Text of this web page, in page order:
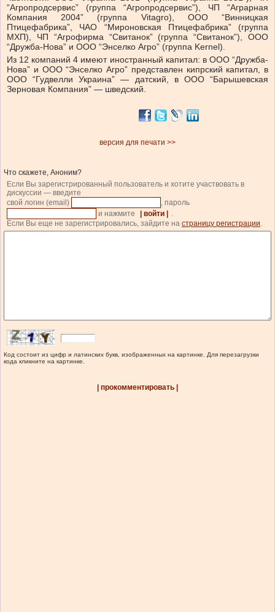
“Агропродсервис” (группа “Агропродсервис”), ЧП “Аграрная
Компания 2004” (группа Vitagro), ООО “Винницкая
Птицефабрика”, ЧАО “Мироновская Птицефабрика” (группа
МХП), ЧП “Агрофирма “Свитанок” (группа “Свитанок”), ООО
“Дружба-Нова” и ООО “Энселко Агро” (группа Kernel).
Из 12 компаний 4 имеют иностранный капитал: в ООО “Дружба-
Нова” и ООО “Энселко Агро” представлен кипрский капитал, в
ООО “Гудвелли Украина” — датский, в ООО “Барышевская
Зерновая Компания” — шведский.
версия для печати >>
Что скажете, Аноним?
Если Вы зарегистрированный пользователь и хотите участвовать в
дискуссии — введите
свой логин (email)
, пароль
и нажмите
| войти |
.
Если Вы еще не зарегистрировались, зайдите на страницу регистрации.
Код состоит из цифр и латинских букв, изображенных на картинке. Для перезагрузки
кода кликните на картинке.
| прокомментировать |